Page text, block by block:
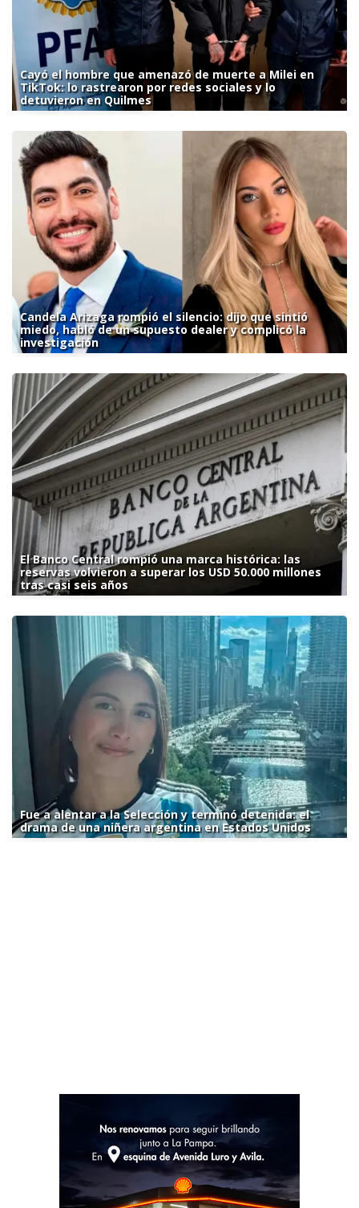
Cayó el hombre que amenazó de muerte a Milei en
TikTok: lo rastrearon por redes sociales y lo
detuvieron en Quilmes
Candela Arizaga rompió el silencio: dijo que sintió
miedo, habló de un supuesto dealer y complicó la
investigación
El Banco Central rompió una marca histórica: las
reservas volvieron a superar los USD 50.000 millones
tras casi seis años
Fue a alentar a la Selección y terminó detenida: el
drama de una niñera argentina en Estados Unidos